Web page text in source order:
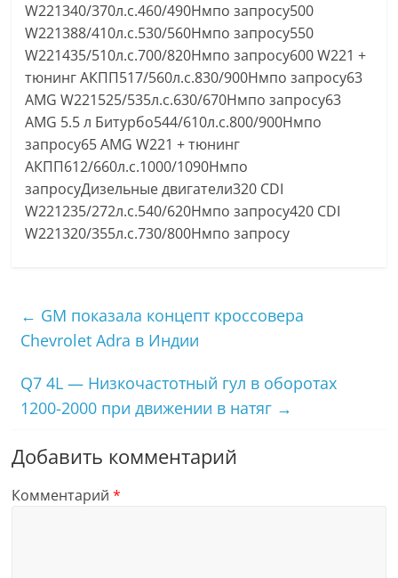
W221340/370л.с.460/490Нмпо запросу500
W221388/410л.с.530/560Нмпо запросу550
W221435/510л.с.700/820Нмпо запросу600 W221 +
тюнинг АКПП517/560л.с.830/900Нмпо запросу63
AMG W221525/535л.с.630/670Нмпо запросу63
AMG 5.5 л Битурбо544/610л.с.800/900Нмпо
запросу65 AMG W221 + тюнинг
АКПП612/660л.с.1000/1090Нмпо
запросуДизельные двигатели320 CDI
W221235/272л.с.540/620Нмпо запросу420 CDI
W221320/355л.с.730/800Нмпо запросу
← GM показала концепт кроссовера
Chevrolet Adra в Индии
Q7 4L — Низкочастотный гул в оборотах
1200-2000 при движении в натяг →
Добавить комментарий
Комментарий*